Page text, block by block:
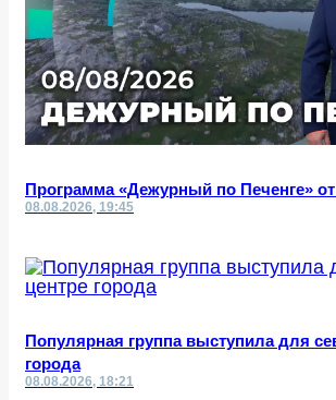
Программа «Дежурный по Печенге» от
08.08.2026, 19:45
Популярная группа выступила для
города
08.08.2026, 18:21